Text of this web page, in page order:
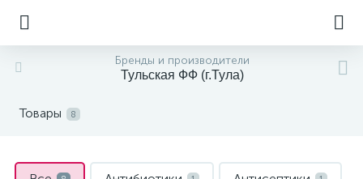
Бренды и производители
Тульская ФФ (г.Тула)
Товары 8